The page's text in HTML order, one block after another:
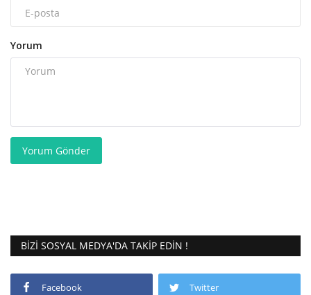
Yorum
Yorum Gönder
BIZI SOSYAL MEDYA'DA TAKIP EDIN !
Facebook Twitter